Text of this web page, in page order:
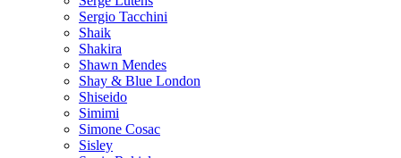
Sergio Tacchini
Shaik
Shakira
Shawn Mendes
Shay & Blue London
Shiseido
Simimi
Simone Cosac
Sisley